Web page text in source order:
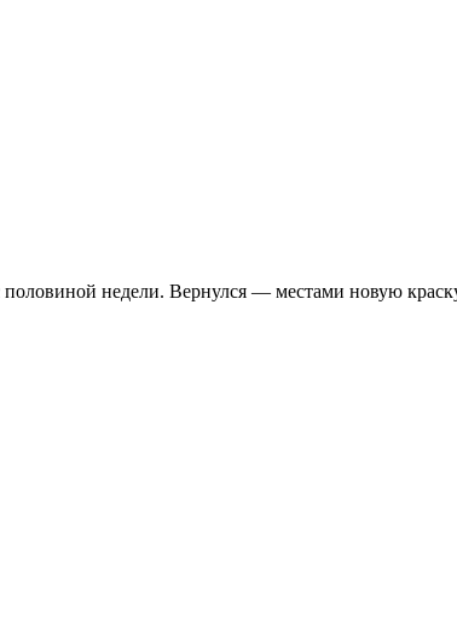
половиной недели. Вернулся — местами новую